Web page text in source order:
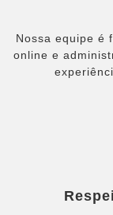
Nossa equipe é
online e